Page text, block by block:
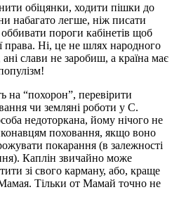
обіцянки, ходити пішки до
набагато легше, ніж писати
пороги кабінетів щоб
права. Ні, це не шлях народного
ані слави не заробиш, а країна має
на “похорон”, перевірити
чи земляні роботи у С.
недоторкана, йому нічого не
поховання, якщо воно
покарання (в залежності
Каплін звичайно може
зі свого карману, або, краще
Тільки от Мамай точно не